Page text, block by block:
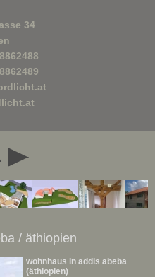
/ äthiopien
wohnhaus in addis abeba
(äthiopien)
34